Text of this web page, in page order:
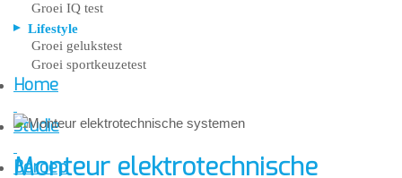
Groei IQ test
Lifestyle
Groei gelukstest
Groei sportkeuzetest
Home
Studie
Beroep
Monteur elektrotechnische